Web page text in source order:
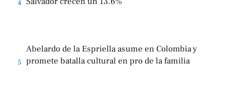
4
5
Abelardo de la Espriella asume en Colombia y
promete batalla cultural en pro de la familia